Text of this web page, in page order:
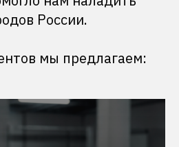
России.
мы предлагаем: